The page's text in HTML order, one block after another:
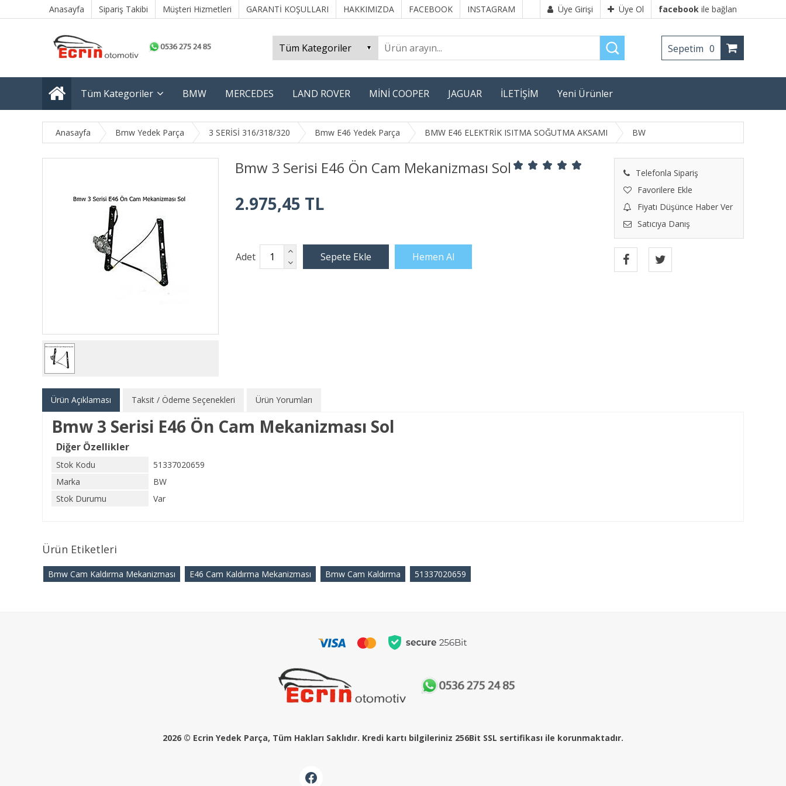
Anasayfa Sipariş Takibi Müşteri Hizmetleri GARANTİ KOŞULLARI HAKKIMIZDA FACEBOOK INSTAGRAM Üye Girişi Üye Ol facebook ile bağlan
Sepetim 0
Tüm Kategoriler BMW MERCEDES LAND ROVER MİNİ COOPER JAGUAR İLETİŞİM Yeni Ürünler
Anasayfa Bmw Yedek Parça 3 SERİSİ 316/318/320 Bmw E46 Yedek Parça BMW E46 ELEKTRİK ISITMA SOĞUTMA AKSAMI BW
Bmw 3 Serisi E46 Ön Cam Mekanizması Sol
Telefonla Sipariş
Favorilere Ekle
Fiyatı Düşünce Haber Ver
Satıcıya Danış
2.975,45 TL
Adet
Ürün Açıklaması Taksit / Ödeme Seçenekleri Ürün Yorumları
Bmw 3 Serisi E46 Ön Cam Mekanizması Sol
Diğer Özellikler
Stok Kodu
51337020659
Marka
BW
Stok Durumu
Var
Ürün Etiketleri
Bmw Cam Kaldırma Mekanizması E46 Cam Kaldırma Mekanizması Bmw Cam Kaldırma 51337020659
2026 © Ecrin Yedek Parça, Tüm Hakları Saklıdır. Kredi kartı bilgileriniz 256Bit SSL sertifikası ile korunmaktadır.